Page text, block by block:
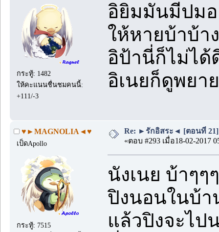
กระทู้: 1482
ให้คะแนนชื่นชมคนนี้:
+111/-3
อิยิมมันมีปม
ให้หายบ้าบ้าง
อิป้านี่ก็ไม่ได้
อิเนยก็ดูพยา
♥►MAGNOLIA◄♥
เป็ดApollo
กระทู้: 7515
Re: ►รักอิสระ◄ [ตอนที่ 21]
«ตอบ #293 เมื่อ18-02-2017
นังเนย บ้าๆๆ
ปิงนอนในบ้า
แล้วปิงจะไป